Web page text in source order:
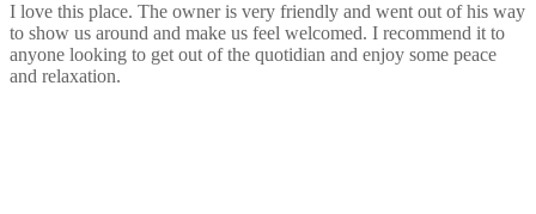
I love this place. The owner is very friendly and went out of his way
to show us around and make us feel welcomed. I recommend it to
anyone looking to get out of the quotidian and enjoy some peace
and relaxation.